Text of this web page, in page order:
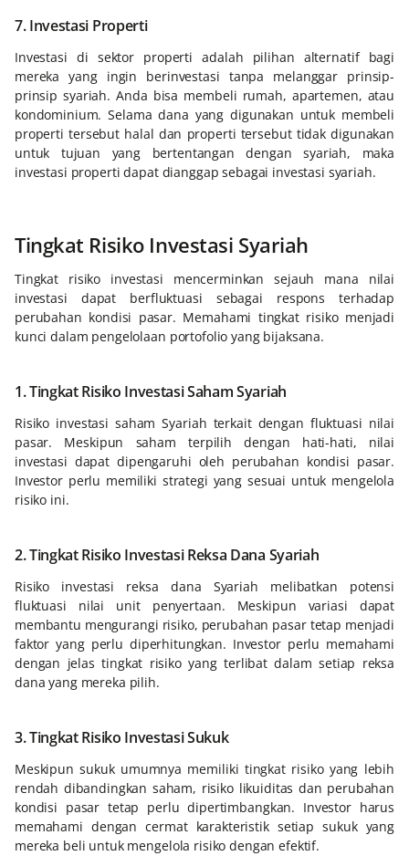
7. Investasi Properti
Investasi di sektor properti adalah pilihan alternatif bagi
mereka yang ingin berinvestasi tanpa melanggar prinsip-
prinsip syariah. Anda bisa membeli rumah, apartemen, atau
kondominium. Selama dana yang digunakan untuk membeli
properti tersebut halal dan properti tersebut tidak digunakan
untuk tujuan yang bertentangan dengan syariah, maka
investasi properti dapat dianggap sebagai investasi syariah.
Tingkat Risiko Investasi Syariah
Tingkat risiko investasi mencerminkan sejauh mana nilai
investasi dapat berfluktuasi sebagai respons terhadap
perubahan kondisi pasar. Memahami tingkat risiko menjadi
kunci dalam pengelolaan portofolio yang bijaksana.
1. Tingkat Risiko Investasi Saham Syariah
Risiko investasi saham Syariah terkait dengan fluktuasi nilai
pasar. Meskipun saham terpilih dengan hati-hati, nilai
investasi dapat dipengaruhi oleh perubahan kondisi pasar.
Investor perlu memiliki strategi yang sesuai untuk mengelola
risiko ini.
2. Tingkat Risiko Investasi Reksa Dana Syariah
Risiko investasi reksa dana Syariah melibatkan potensi
fluktuasi nilai unit penyertaan. Meskipun variasi dapat
membantu mengurangi risiko, perubahan pasar tetap menjadi
faktor yang perlu diperhitungkan. Investor perlu memahami
dengan jelas tingkat risiko yang terlibat dalam setiap reksa
dana yang mereka pilih.
3. Tingkat Risiko Investasi Sukuk
Meskipun sukuk umumnya memiliki tingkat risiko yang lebih
rendah dibandingkan saham, risiko likuiditas dan perubahan
kondisi pasar tetap perlu dipertimbangkan. Investor harus
memahami dengan cermat karakteristik setiap sukuk yang
mereka beli untuk mengelola risiko dengan efektif.